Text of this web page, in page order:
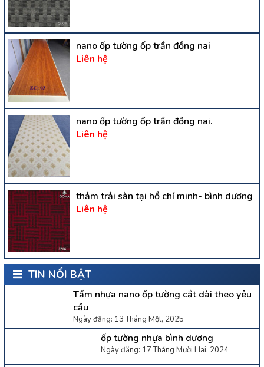
nano ốp tường ốp trần đồng nai
Liên hệ
nano ốp tường ốp trần đồng nai.
Liên hệ
thảm trải sàn tại hồ chí minh- bình dương
Liên hệ
TIN NỔI BẬT
Tấm nhựa nano ốp tường cắt dài theo yêu
cầu
Ngày đăng: 13 Tháng Một, 2025
ốp tường nhựa bình dương
Ngày đăng: 17 Tháng Mười Hai, 2024